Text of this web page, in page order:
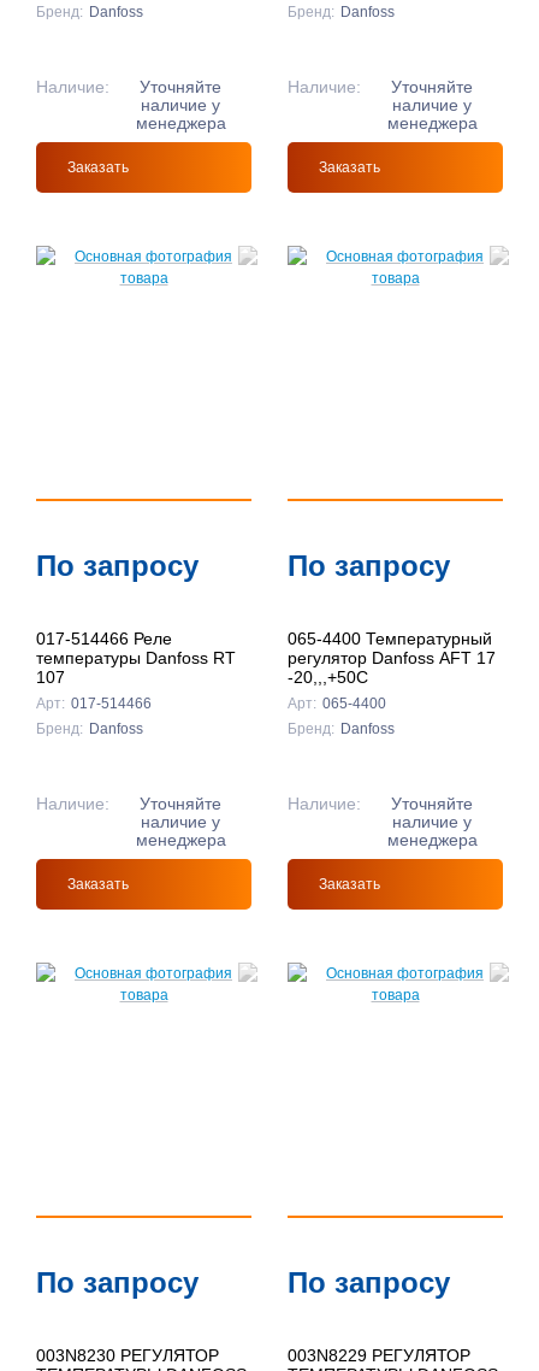
Бренд: Danfoss
Наличие:
Уточняйте
наличие у
менеджера
Заказать
Бренд: Danfoss
Наличие:
Уточняйте
наличие у
менеджера
Заказать
По запросу
017-514466 Реле
температуры Danfoss RT
107
Арт: 017-514466
Бренд: Danfoss
Наличие:
Уточняйте
наличие у
менеджера
Заказать
По запросу
065-4400 Температурный
регулятор Danfoss AFT 17
-20,,,+50C
Арт: 065-4400
Бренд: Danfoss
Наличие:
Уточняйте
наличие у
менеджера
Заказать
По запросу
003N8230 РЕГУЛЯТОР
По запросу
003N8229 РЕГУЛЯТОР